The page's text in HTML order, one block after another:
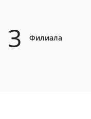
3 Филиала